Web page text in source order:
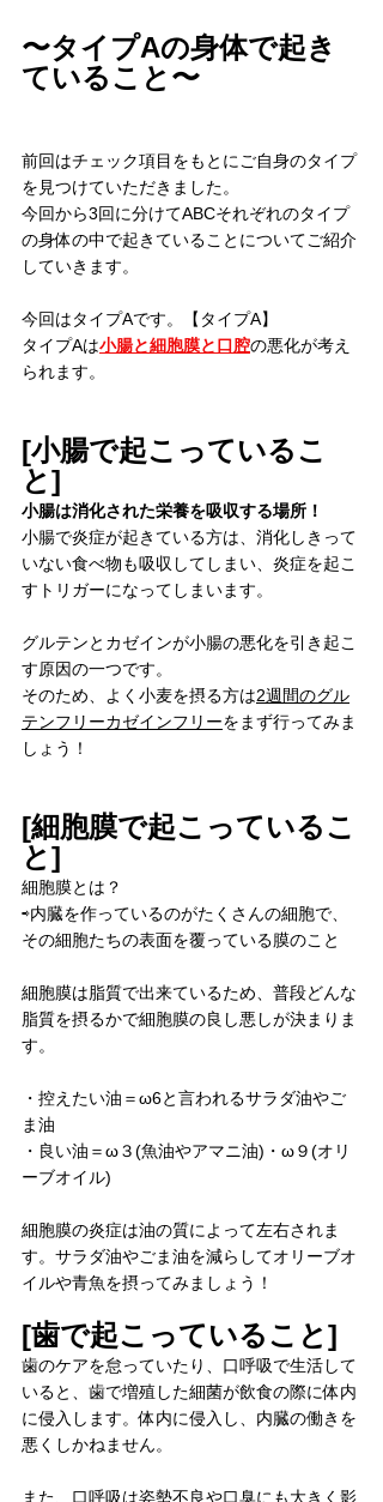
〜タイプAの身体で起き
ていること〜
前回はチェック項目をもとにご自身のタイプ
を見つけていただきました。
今回から3回に分けてABCそれぞれのタイプ
の身体の中で起きていることについてご紹介
していきます。
今回はタイプAです。【タイプA】
タイプAは小腸と細胞膜と口腔の悪化が考え
られます。
[小腸で起こっているこ
と]
小腸は消化された栄養を吸収する場所！
小腸で炎症が起きている方は、消化しきって
いない食べ物も吸収してしまい、炎症を起こ
すトリガーになってしまいます。
グルテンとカゼインが小腸の悪化を引き起こ
す原因の一つです。
そのため、よく小麦を摂る方は2週間のグル
テンフリーカゼインフリーをまず行ってみま
しょう！
[細胞膜で起こっているこ
と]
細胞膜とは？
⇨内臓を作っているのがたくさんの細胞で、
その細胞たちの表面を覆っている膜のこと
細胞膜は脂質で出来ているため、普段どんな
脂質を摂るかで細胞膜の良し悪しが決まりま
す。
・控えたい油＝ω6と言われるサラダ油やご
ま油
・良い油＝ω３(魚油やアマニ油)・ω９(オリ
ーブオイル)
細胞膜の炎症は油の質によって左右されま
す。サラダ油やごま油を減らしてオリーブオ
イルや青魚を摂ってみましょう！
[歯で起こっていること]
歯のケアを怠っていたり、口呼吸で生活して
いると、歯で増殖した細菌が飲食の際に体内
に侵入します。体内に侵入し、内臓の働きを
悪くしかねません。
また、口呼吸は姿勢不良や口臭にも大きく影